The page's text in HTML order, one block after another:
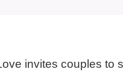
invites couples to